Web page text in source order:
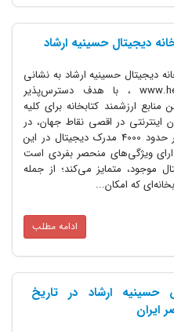
دیجیتال حسینیه ارشاد
دیجیتال حسینیه ارشاد به نشانی
www.hepl.ir ، با هدف دسترس‌پذیر
ارزشمند کتابخانه برای کلیه
اینترنتی در اقصی نقاط جهان، در
آذرماه 1390 افتتاح شد.در حال حاضر حدود 4000 مدرک دیجیتال در این
ویژگی‌های منحصر بفردی است
موجود، متمایز می‌کند؛ از جمله
که امکان...
ادامه مطلب
ارشاد در تاریخ